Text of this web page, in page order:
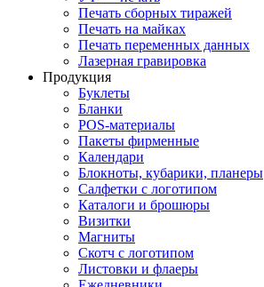
Печать сборных тиражей
Печать на майках
Печать переменных данных
Лазерная гравировка
Продукция
Буклеты
Бланки
POS-материалы
Пакеты фирменные
Календари
Блокноты, кубарики, планеры
Салфетки с логотипом
Каталоги и брошюры
Визитки
Магниты
Скотч с логотипом
Листовки и флаеры